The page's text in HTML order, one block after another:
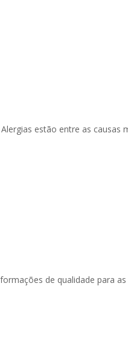
Alergias estão entre as causas
de qualidade para